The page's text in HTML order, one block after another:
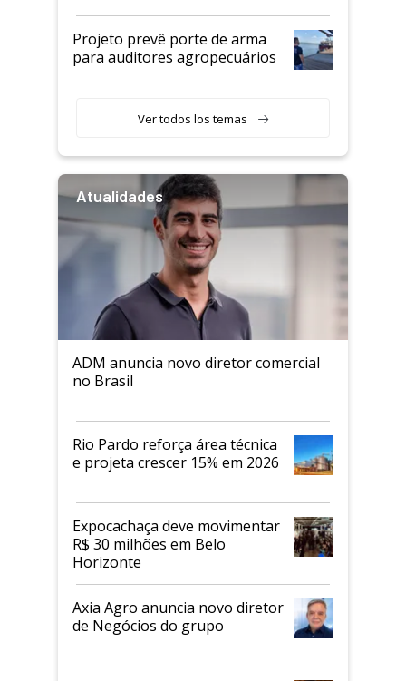
Projeto prevê porte de arma
para auditores agropecuários
Ver todos los temas
Atualidades
ADM anuncia novo diretor comercial
no Brasil
Rio Pardo reforça área técnica
e projeta crescer 15% em 2026
Expocachaça deve movimentar
R$ 30 milhões em Belo
Horizonte
Axia Agro anuncia novo diretor
de Negócios do grupo